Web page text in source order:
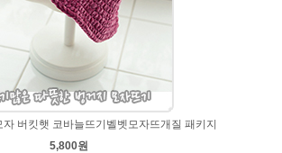
버킷햇 코바늘뜨기벨벳모자뜨개질 패키지
5,800원